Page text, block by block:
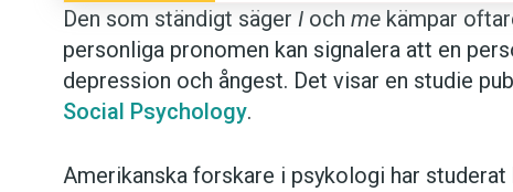
Den som ständigt säger I och me kämpar
personliga pronomen kan signalera att en
depression och ångest. Det visar en studie
Social Psychology.
Amerikanska forskare i psykologi har studerat